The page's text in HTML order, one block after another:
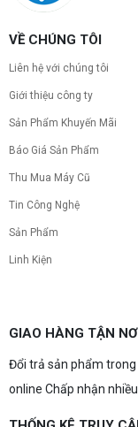
VỀ CHÚNG TÔI
Liên hệ với chúng tôi
Giới thiệu công ty
Sản Phẩm Khuyến Mãi
Báo Giá Sản Phẩm
Thu Mua Máy Cũ
Tin Công Nghệ
Sản Phẩm
Linh Kiện
GIAO HÀNG TẬN
Đổi trả sản phẩm
online Chấp nhận